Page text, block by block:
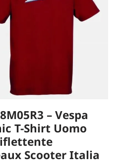
– Vespa
T-Shirt Uomo
Scooter Italia